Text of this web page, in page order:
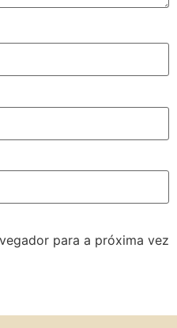
para a próxima vez